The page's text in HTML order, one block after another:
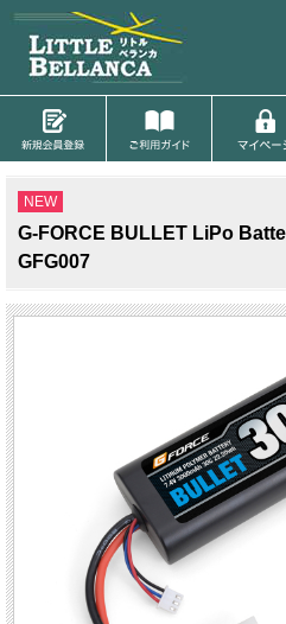
NEW
G-FORCE BULLET LiPo
GFG007